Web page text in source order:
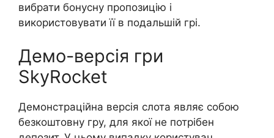
вибрати бонусну пропозицію і
використовувати її в подальшій грі.
Демо-версія гри
SkyRocket
Демонстраційна версія слота являє собою
безкоштовну гру, для якої не потрібен